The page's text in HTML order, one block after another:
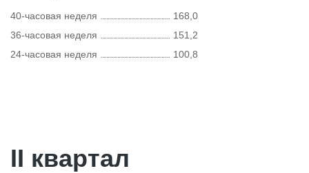
40-часовая неделя
168,0
36-часовая неделя
151,2
24-часовая неделя
100,8
II квартал